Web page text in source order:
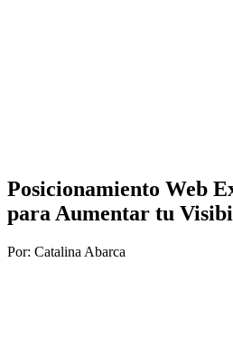
Posicionamiento Web
para Aumentar tu
Por: Catalina Abarca